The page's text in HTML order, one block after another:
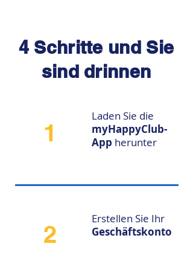
4 Schritte und Sie
sind drinnen
1
Laden Sie die
myHappyClub-
App herunter
2
Erstellen Sie Ihr
Geschäftskonto